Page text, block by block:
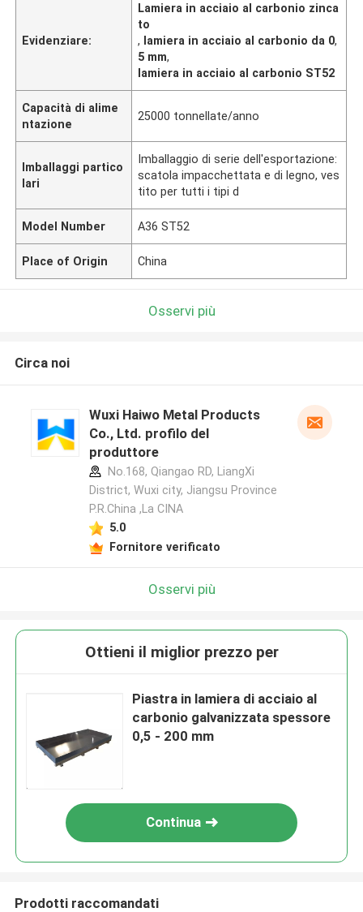
Evidenziare:
Lamiera in acciaio al carbonio zinca
to
, lamiera in acciaio al carbonio da 0,
5 mm,
lamiera in acciaio al carbonio ST52
Capacità di alime
ntazione
25000 tonnellate/anno
Imballaggi partico
lari
Imballaggio di serie dell'esportazione:
scatola impacchettata e di legno, ves
tito per tutti i tipi d
Model Number A36 ST52
Place of Origin China
Osservi più
Circa noi
Wuxi Haiwo Metal Products
Co., Ltd. profilo del
produttore
No.168, Qiangao RD, LiangXi
District, Wuxi city, Jiangsu Province
P.R.China ,La CINA
5.0
Fornitore verificato
Osservi più
Ottieni il miglior prezzo per
Piastra in lamiera di acciaio al
carbonio galvanizzata spessore
0,5 - 200 mm
Continua
Prodotti raccomandati